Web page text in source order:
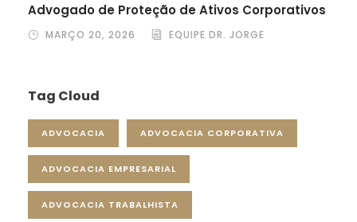
Advogado de Proteção de Ativos Corporativos
MARÇO 20, 2026 EQUIPE DR. JORGE
Tag Cloud
ADVOCACIA ADVOCACIA CORPORATIVA
ADVOCACIA EMPRESARIAL
ADVOCACIA TRABALHISTA